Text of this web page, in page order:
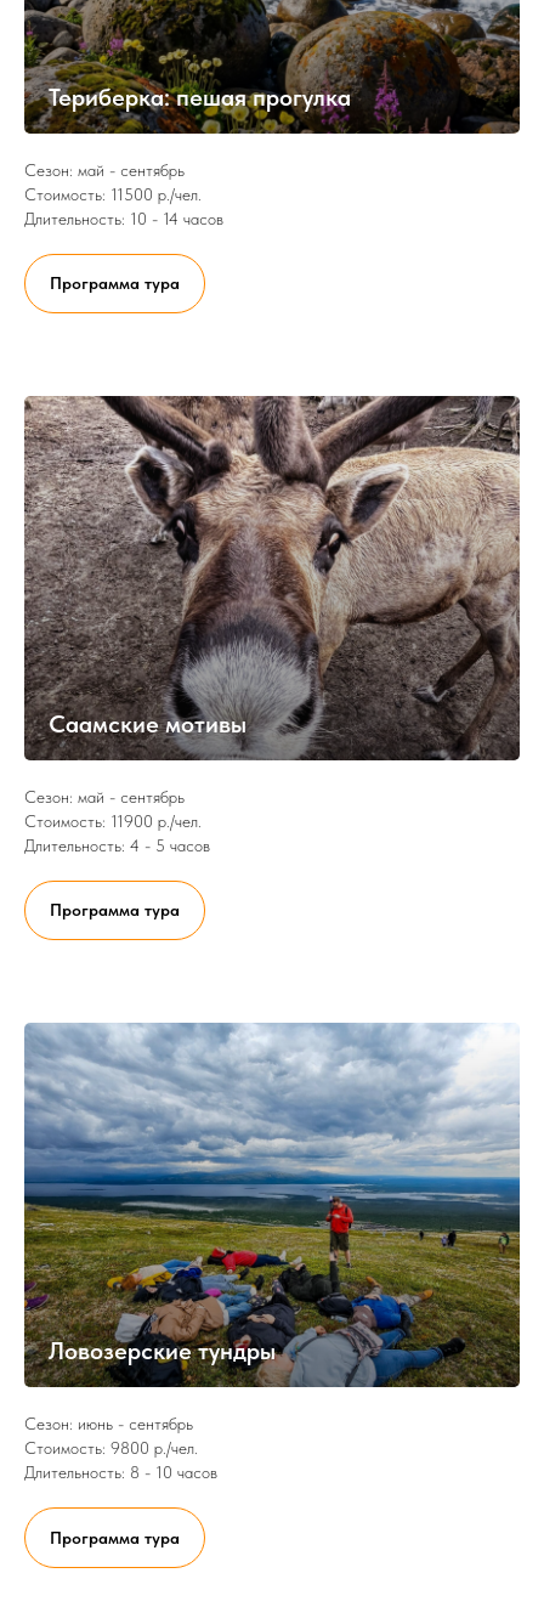
Териберка: пешая прогулка
Сезон: май - сентябрь
Стоимость: 11500 р./чел.
Длительность: 10 - 14 часов
Программа тура
Саамские мотивы
Сезон: май - сентябрь
Стоимость: 11900 р./чел.
Длительность: 4 - 5 часов
Программа тура
Ловозерские тундры
Сезон: июнь - сентябрь
Стоимость: 9800 р./чел.
Длительность: 8 - 10 часов
Программа тура